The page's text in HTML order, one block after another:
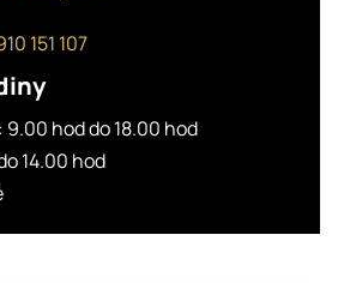
151 107
hod do 18.00 hod
14.00 hod